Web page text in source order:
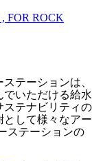
FOR ROCK
テーションは、
いただける給水
ステナビリティの
して様々なアー
ステーションの